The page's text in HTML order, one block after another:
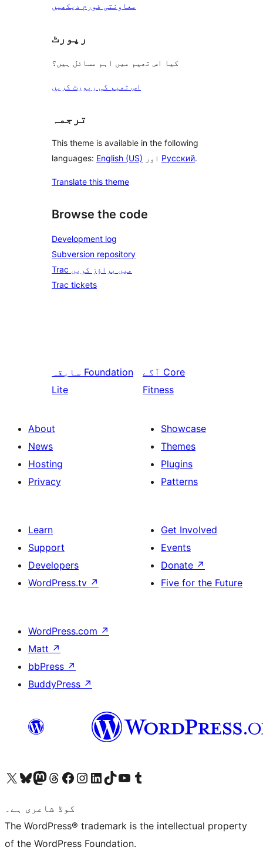
معاونتی فورم دیکھیں
رپورٹ
کیا اس تھیم میں اہم مسائل ہیں؟
اس تھیم کی رپورٹ کریں
ترجمہ
This theme is available in the following
languages: English (US) Русский.
Translate this theme
Browse the code
Development log
Subversion repository
Trac میں براؤز کریں
Trac tickets
سابقہ Foundation
Lite
آگے Core
Fitness
About
News
Hosting
Privacy
Showcase
Themes
Plugins
Patterns
Learn
Support
Developers
WordPress.tv ↗
Get Involved
Events
Donate ↗
Five for the Future
WordPress.com ↗
Matt ↗
bbPress ↗
BuddyPress ↗
Visit our X (formerly Twitter) account
ہمارے بلیواسکائی اکاؤنٹ پر جائیں
Visit our Mastodon account
ہمارے ٹھریڈز اکاؤنٹ پر جائیں
Visit our Facebook page
Visit our Instagram account
Visit our LinkedIn account
ہمارے ٹک ٹاک اکاؤنٹ پر جائیں
Visit our YouTube channel
ہمارے ٹمبلر اکاؤنٹ پر جائیں
کوڈ شاعری ہے۔
The WordPress® trademark is the intellectual property
of the WordPress Foundation.